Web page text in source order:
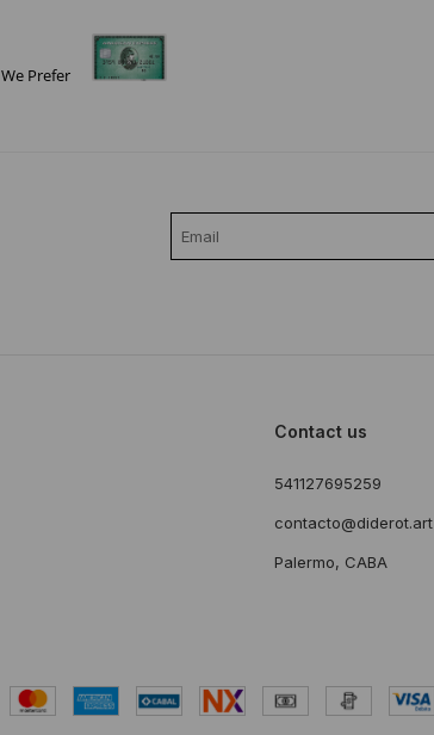
We Prefer
Contact us
541127695259
contacto@diderot.art
Palermo, CABA